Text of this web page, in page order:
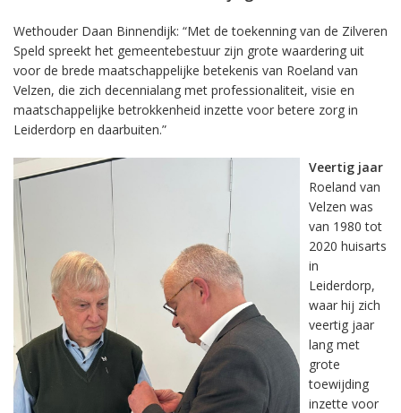
Wethouder Daan Binnendijk: “Met de toekenning van de Zilveren
Speld spreekt het gemeentebestuur zijn grote waardering uit
voor de brede maatschappelijke betekenis van Roeland van
Velzen, die zich decennialang met professionaliteit, visie en
maatschappelijke betrokkenheid inzette voor betere zorg in
Leiderdorp en daarbuiten.”
Veertig jaar
Roeland van
Velzen was
van 1980 tot
2020 huisarts
in
Leiderdorp,
waar hij zich
veertig jaar
lang met
grote
toewijding
inzette voor